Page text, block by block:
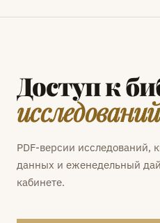
Доступ к
исследований
PDF-версии исследований,
данных и еженедельный
кабинете.